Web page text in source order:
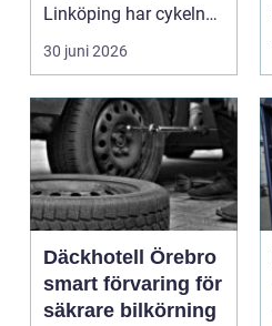
Linköping har cykeln
blivit en viktig d...
30 juni 2026
Däckhotell Örebro
smart förvaring för
säkrare bilkörning